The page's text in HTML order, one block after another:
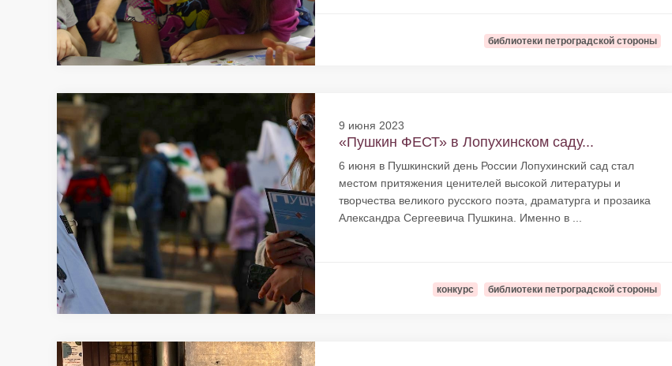
библиотеки петроградской стороны
9 июня 2023
«Пушкин ФЕСТ» в Лопухинском саду...
6 июня в Пушкинский день России Лопухинский сад стал
местом притяжения ценителей высокой литературы и
творчества великого русского поэта, драматурга и прозаика
Александра Сергеевича Пушкина. Именно в ...
конкурс библиотеки петроградской стороны